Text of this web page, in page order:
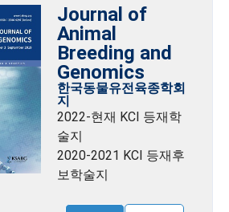
Journal of
Animal
Breeding and
Genomics
한국동물유전육종학회
지
2022-현재 KCI 등재학
술지
2020-2021 KCI 등재후
보학술지